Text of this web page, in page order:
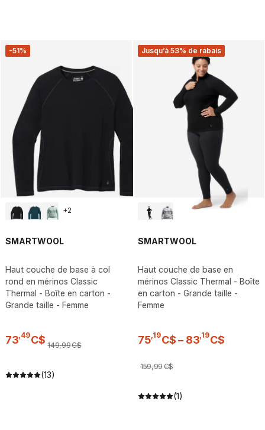
-51%
+2
SMARTWOOL
Haut couche de base à col
rond en mérinos Classic
Thermal - Boîte en carton -
Grande taille - Femme
73,49C$ 149,99C$
(13)
Jusqu’à 53% de rabais
SMARTWOOL
Haut couche de base en
mérinos Classic Thermal - Boîte
en carton - Grande taille -
Femme
75,19C$ – 83,19C$
159,99C$
(1)